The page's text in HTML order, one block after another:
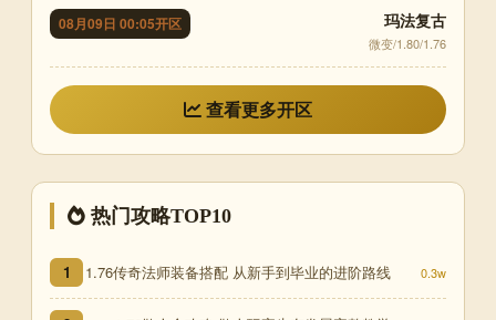
08月09日 00:05开区 玛法复古
微变/1.80/1.76
查看更多开区
热门攻略TOP10
1 1.76传奇法师装备搭配 从新手到毕业的进阶路线 0.3w